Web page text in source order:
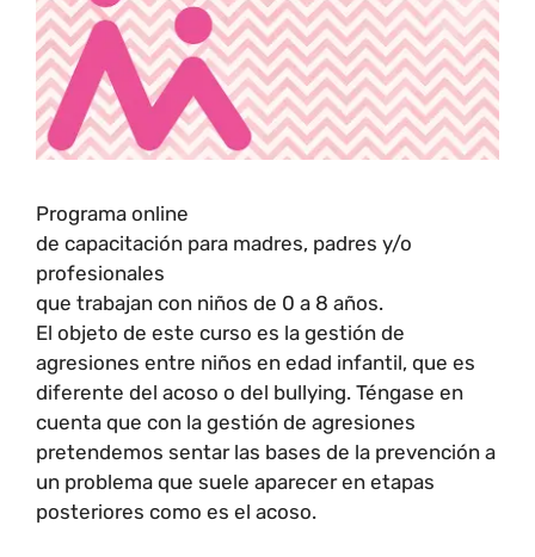
Programa online
de capacitación para madres, padres y/o
profesionales
que trabajan con niños de 0 a 8 años.
El objeto de este curso es la gestión de
agresiones entre niños en edad infantil, que es
diferente del acoso o del bullying. Téngase en
cuenta que con la gestión de agresiones
pretendemos sentar las bases de la prevención a
un problema que suele aparecer en etapas
posteriores como es el acoso.